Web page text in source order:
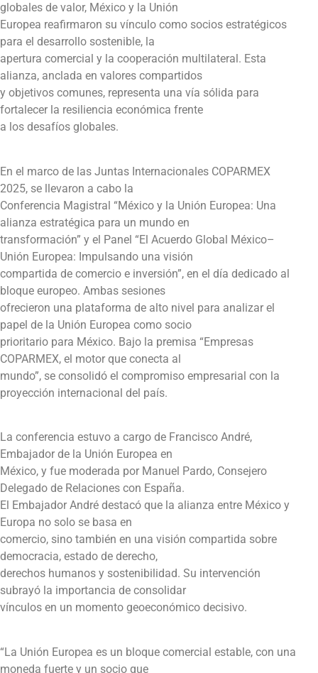
globales de valor, México y la Unión
Europea reafirmaron su vínculo como socios estratégicos
para el desarrollo sostenible, la
apertura comercial y la cooperación multilateral. Esta
alianza, anclada en valores compartidos
y objetivos comunes, representa una vía sólida para
fortalecer la resiliencia económica frente
a los desafíos globales.
En el marco de las Juntas Internacionales COPARMEX
2025, se llevaron a cabo la
Conferencia Magistral “México y la Unión Europea: Una
alianza estratégica para un mundo en
transformación” y el Panel “El Acuerdo Global México–
Unión Europea: Impulsando una visión
compartida de comercio e inversión”, en el día dedicado al
bloque europeo. Ambas sesiones
ofrecieron una plataforma de alto nivel para analizar el
papel de la Unión Europea como socio
prioritario para México. Bajo la premisa “Empresas
COPARMEX, el motor que conecta al
mundo”, se consolidó el compromiso empresarial con la
proyección internacional del país.
La conferencia estuvo a cargo de Francisco André,
Embajador de la Unión Europea en
México, y fue moderada por Manuel Pardo, Consejero
Delegado de Relaciones con España.
El Embajador André destacó que la alianza entre México y
Europa no solo se basa en
comercio, sino también en una visión compartida sobre
democracia, estado de derecho,
derechos humanos y sostenibilidad. Su intervención
subrayó la importancia de consolidar
vínculos en un momento geoeconómico decisivo.
“La Unión Europea es un bloque comercial estable, con una
moneda fuerte y un socio que